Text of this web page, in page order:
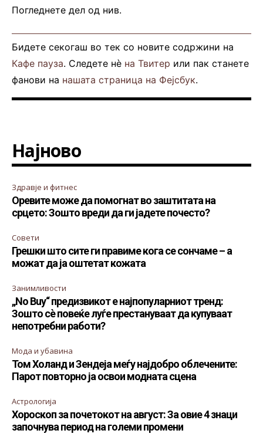
Погледнете дел од нив.
Бидете секогаш во тек со новите содржини на
Кафе пауза. Следете нè на Твитер или пак станете
фанови на нашата страница на Фејсбук.
Најново
Здравје и фитнес
Оревите може да помогнат во заштитата на
срцето: Зошто вреди да ги јадете почесто?
Совети
Грешки што сите ги правиме кога се сончаме – а
можат да ја оштетат кожата
Занимливости
„No Buy“ предизвикот е најпопуларниот тренд:
Зошто сè повеќе луѓе престануваат да купуваат
непотребни работи?
Мода и убавина
Том Холанд и Зендеја меѓу најдобро облечените:
Парот повторно ја освои модната сцена
Астрологија
Хороскоп за почетокот на август: За овие 4 знаци
започнува период на големи промени